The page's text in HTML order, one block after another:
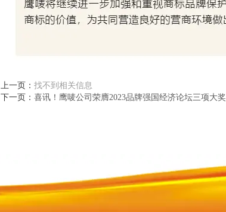
上一页： 找不到相关信息
下一页： 喜讯！鹰唛公司荣膺2023品牌强国经济论坛三项大奖